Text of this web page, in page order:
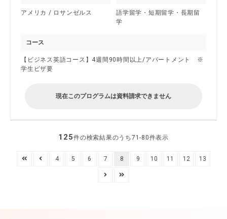
アメリカ / ロサンゼルス
語学留学・短期留学・長期留
学
コース
【ビジネス英語コース】4週間90時間以上/アパートメント ※
学生ビザ要
現在このプログラムは資料請求できません
125件の検索結果のうち71-80件表示
4 5 6 7 8 9 10 11 12 13